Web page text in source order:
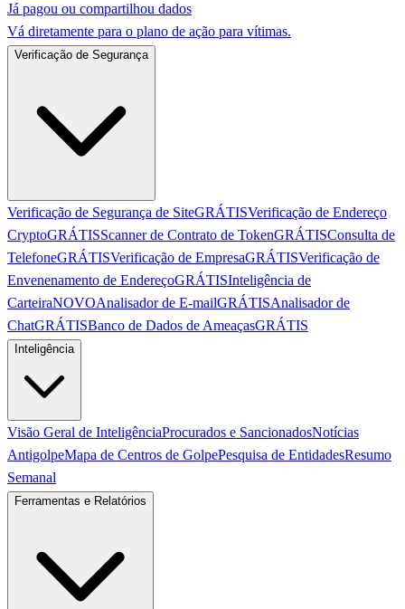
Já pagou ou compartilhou dados
Vá diretamente para o plano de ação para vítimas.
Verificação de Segurança
Verificação de Segurança de SiteGRÁTISVerificação de Endereço
CryptoGRÁTISScanner de Contrato de TokenGRÁTISConsulta de
TelefoneGRÁTISVerificação de EmpresaGRÁTISVerificação de
Envenenamento de EndereçoGRÁTISInteligência de
CarteiraNOVOAnalisador de E-mailGRÁTISAnalisador de
ChatGRÁTISBanco de Dados de AmeaçasGRÁTIS
Inteligência
Visão Geral de InteligênciaProcurados e SancionadosNotícias
AntigolpeMapa de Centros de GolpePesquisa de EntidadesResumo
Semanal
Ferramentas e Relatórios